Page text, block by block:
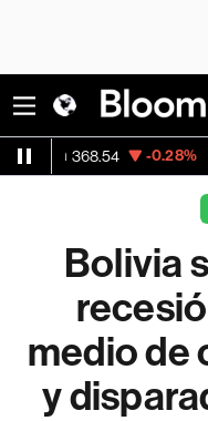
-0.28% MercadoLibre
Bolivia
medio de
y